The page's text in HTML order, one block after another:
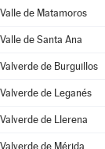
Valle de Matamoros
Valle de Santa Ana
Valverde de Burguillos
Valverde de Leganés
Valverde de Llerena
Valverde de Mérida